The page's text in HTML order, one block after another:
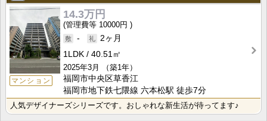
マンション
14.3万円
10000円
-
2ヶ月
1LDK
40.51㎡
2025年3月
（築1年）
福岡市中央区草香江
福岡市地下鉄七隈線 六本松駅 徒歩7分
人気デザイナーズシリーズです。おしゃれな新生活が待ってます♪